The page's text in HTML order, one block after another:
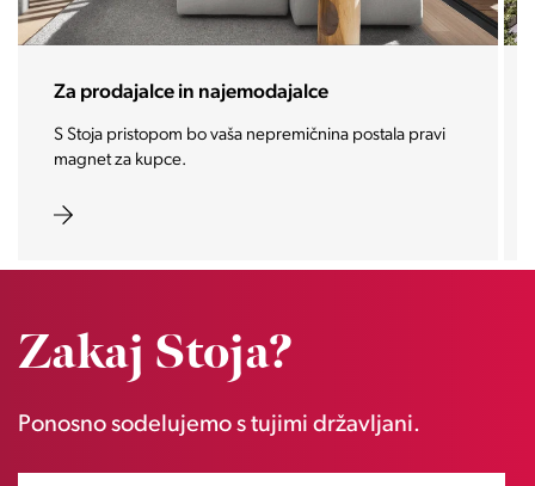
Za investitorje
Vašo investicijo ponesemo med najbolj iskane in
zaželene nepremičnine prihodnosti.
Zakaj Stoja?
Ponosno sodelujemo s tujimi državljani.